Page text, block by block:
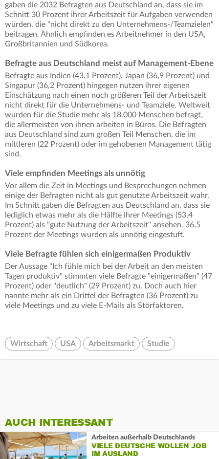
gaben die 2032 Befragten aus Deutschland an, dass sie im
Schnitt 30 Prozent ihrer Arbeitszeit für Aufgaben verwenden
würden, die "nicht direkt zu den Unternehmens-/Teamzielen"
beitragen. Ähnlich empfinden es Arbeitnehmer in den USA,
Großbritannien und Südkorea.
Befragte aus Deutschland meist auf Management-Ebene
Befragte aus Indien (43,1 Prozent), Japan (36,9 Prozent) und
Singapur (36,2 Prozent) hingegen nutzen ihrer eigenen
Einschätzung nach einen noch größeren Teil der Arbeitszeit
nicht direkt für die Unternehmens- und Teamziele. Weltweit
wurden für die Studie mehr als 18.000 Menschen befragt,
die allermeisten von ihnen arbeiten in Büros. Die Befragten
aus Deutschland sind zum großen Teil Menschen, die im
mittleren (22 Prozent) oder im gehobenen Management tätig
sind.
Viele empfinden Meetings als unnötig
Vor allem die Zeit in Meetings und Besprechungen nehmen
einige der Befragten nicht als gut genutzte Arbeitszeit wahr.
Im Schnitt gaben die Befragten aus Deutschland an, dass sie
lediglich etwas mehr als die Hälfte ihrer Meetings (53,4
Prozent) als "gute Nutzung der Arbeitszeit" ansehen. 36,5
Prozent der Meetings wurden als unnötig eingestuft.
Viele Befragte fühlen sich einigermaßen Produktiv
Der Aussage "Ich fühle mich bei der Arbeit an den meisten
Tagen produktiv" stimmten viele Befragte "einigermaßen" (47
Prozent) oder "deutlich" (29 Prozent) zu. Doch auch hier
nannte mehr als ein Drittel der Befragten (36 Prozent) zu
viele Meetings und zu viele E-Mails als Störfaktoren.
Wirtschaft USA Arbeitsmarkt Studie
AUCH INTERESSANT
Arbeiten außerhalb Deutschlands
VIELE DEUTSCHE WOLLEN JOB
IM AUSLAND